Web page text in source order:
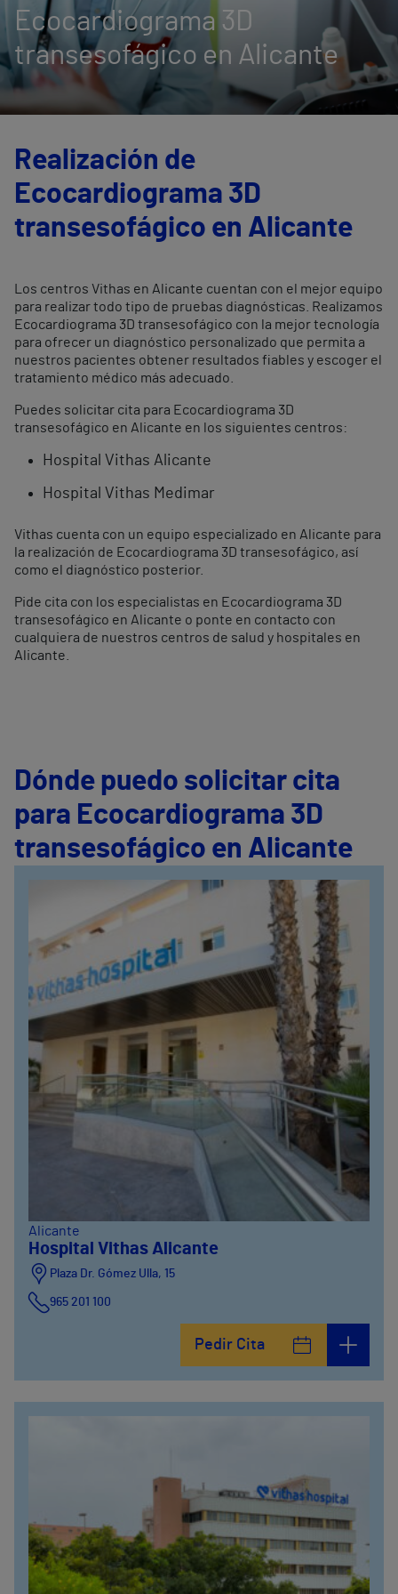
Ecocardiograma 3D
transesofágico en Alicante
Realización de
Ecocardiograma 3D
transesofágico en Alicante
Los centros Vithas en Alicante cuentan con el mejor equipo
para realizar todo tipo de pruebas diagnósticas. Realizamos
Ecocardiograma 3D transesofágico con la mejor tecnología
para ofrecer un diagnóstico personalizado que permita a
nuestros pacientes obtener resultados fiables y escoger el
tratamiento médico más adecuado.
Puedes solicitar cita para Ecocardiograma 3D
transesofágico en Alicante en los siguientes centros:
Hospital Vithas Alicante
Hospital Vithas Medimar
Vithas cuenta con un equipo especializado en Alicante para
la realización de Ecocardiograma 3D transesofágico, así
como el diagnóstico posterior.
Pide cita con los especialistas en Ecocardiograma 3D
transesofágico en Alicante o ponte en contacto con
cualquiera de nuestros centros de salud y hospitales en
Alicante.
Dónde puedo solicitar cita
para Ecocardiograma 3D
transesofágico en Alicante
Alicante
Hospital Vithas Alicante
Plaza Dr. Gómez Ulla, 15
965 201 100
Pedir Cita